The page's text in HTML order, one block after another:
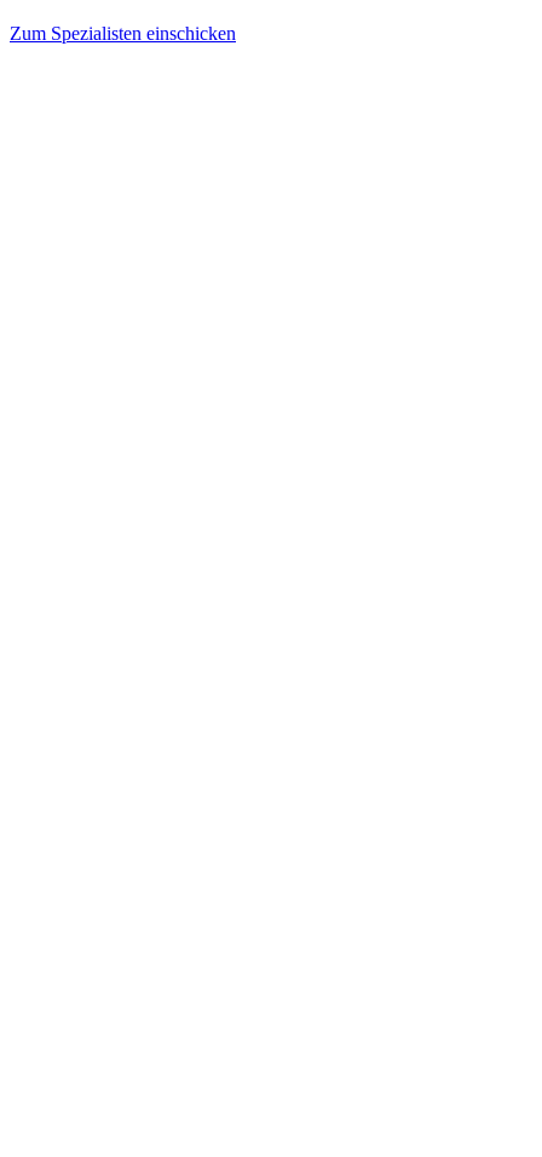
Zum Spezialisten einschicken